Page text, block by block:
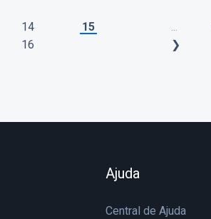
14
15
16
...
❯
Ajuda
Central de Ajuda